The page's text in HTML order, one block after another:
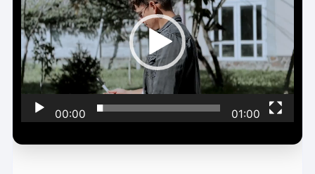
t
e
u
r
v
00:00 01:00